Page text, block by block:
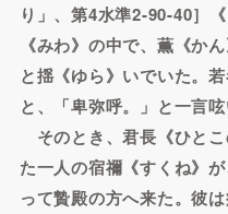
り」、第4水準2-90-40］
《みわ》の中で、薫《か
と揺《ゆら》いでいた。
と、「卑弥呼。」と一言呟
そのとき、君長《ひと
た一人の宿禰《すくね》
って贄殿の方へ来た。彼